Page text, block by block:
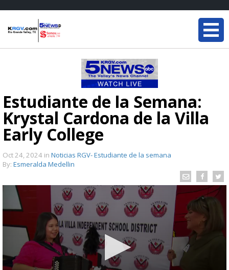
Estudiante de la Semana:
Krystal Cardona de la Villa
Early College
Oct 24, 2024 in Noticias RGV- Estudiante de la semana
By: Esmeralda Medellin